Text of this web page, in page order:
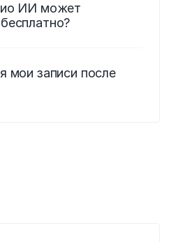
ИИ может
мои записи после